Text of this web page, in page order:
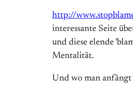
http://
interessante Seite
und diese elende
Mentalität.
Und wo man anfängt